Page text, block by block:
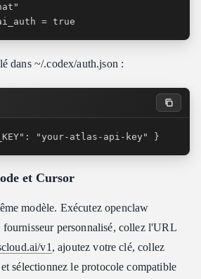
= true
dans ~/.codex/auth.json :
"your-atlas-api-key" }
et Cursor
modèle. Exécutez openclaw
fournisseur personnalisé, collez l'URL
v1 , ajoutez votre clé, collez
sélectionnez le protocole compatible